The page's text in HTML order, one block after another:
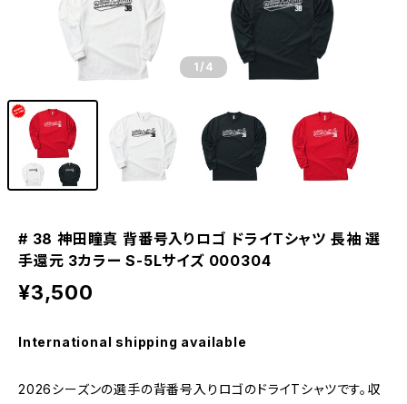
1 /4
# 38 神田瞳真 背番号入りロゴ ドライTシャツ 長袖 選
手還元 3カラー S-5Lサイズ 000304
¥3,500
International shipping available
2026シーズンの選手の背番号入りロゴのドライTシャツです。収